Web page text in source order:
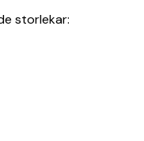
storlekar: